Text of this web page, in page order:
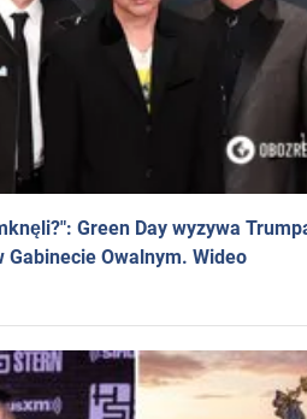
Green Day wyzywa
Gabinecie Owalnym. Wideo